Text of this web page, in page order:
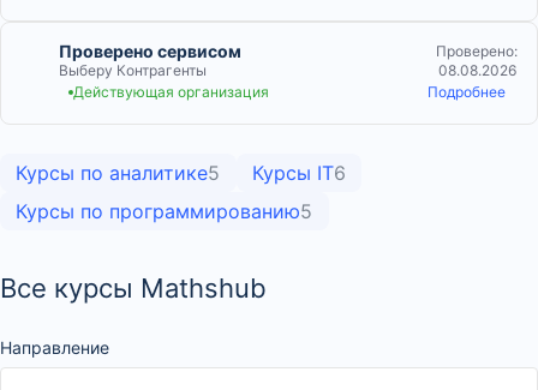
Проверено сервисом
Выберу Контрагенты
Проверено:
08.08.2026
Действующая организация
Подробнее
Курсы по аналитике5 Курсы IT6
Курсы по программированию5
Все курсы Mathshub
Направление